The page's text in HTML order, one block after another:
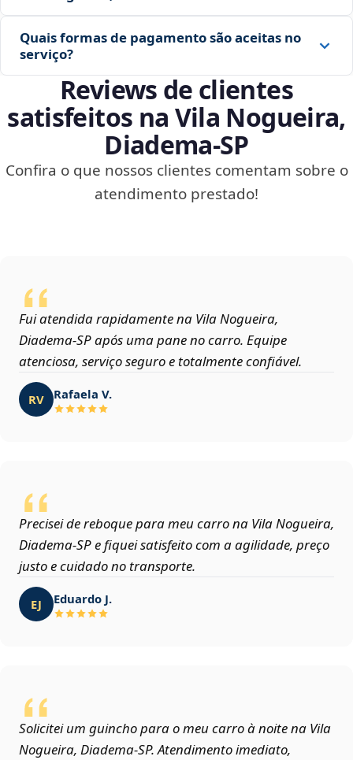
Quais formas de pagamento são aceitas no
serviço?
Reviews de clientes
satisfeitos na Vila Nogueira,
Diadema‑SP
Confira o que nossos clientes comentam sobre o
atendimento prestado!
Fui atendida rapidamente na Vila Nogueira,
Diadema‑SP após uma pane no carro. Equipe
atenciosa, serviço seguro e totalmente confiável.
RV Rafaela V.
Precisei de reboque para meu carro na Vila Nogueira,
Diadema‑SP e fiquei satisfeito com a agilidade, preço
justo e cuidado no transporte.
EJ Eduardo J.
Solicitei um guincho para o meu carro à noite na Vila
Nogueira, Diadema‑SP. Atendimento imediato,